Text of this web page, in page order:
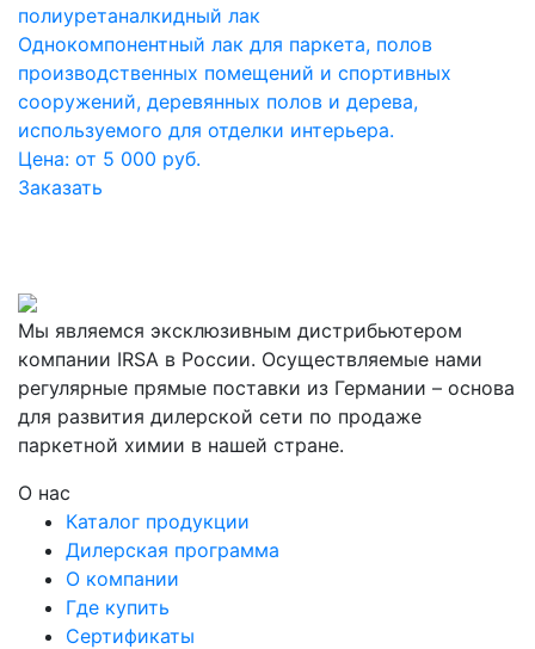
полиуретаналкидный лак
Однокомпонентный лак для паркета, полов
производственных помещений и спортивных
сооружений, деревянных полов и дерева,
используемого для отделки интерьера.
Цена: от 5 000 руб.
Заказать
Мы являемся эксклюзивным дистрибьютером
компании IRSA в России. Осуществляемые нами
регулярные прямые поставки из Германии – основа
для развития дилерской сети по продаже
паркетной химии в нашей стране.
О нас
Каталог продукции
Дилерская программа
О компании
Где купить
Сертификаты